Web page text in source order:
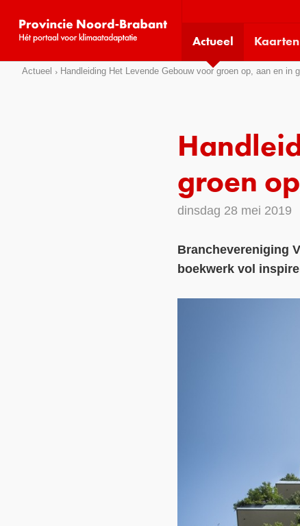
social
media
pages:
Actueel Kaarten
Actueel Handleiding Het Levende Gebouw voor groen op, aan en in
groen
dinsdag 28 mei 2019
Branchevereniging
boekwerk vol